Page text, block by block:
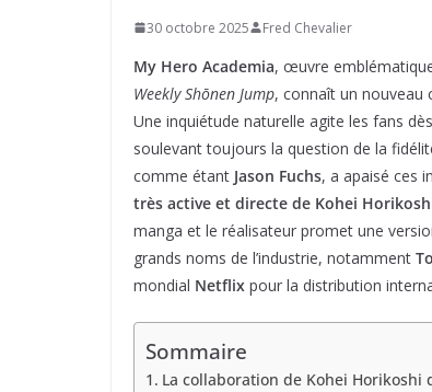
30 octobre 2025 Fred Chevalier
My Hero Academia, œuvre
Weekly Shōnen Jump, connaît un nouveau
Une inquiétude naturelle agite les fans
soulevant toujours la question de la
comme étant Jason Fuchs, a apaisé ces
très active et directe de Kohei
manga et le réalisateur promet une
grands noms de l’industrie, notamment
mondial Netflix pour la distribution
Sommaire
La collaboration de Kohei